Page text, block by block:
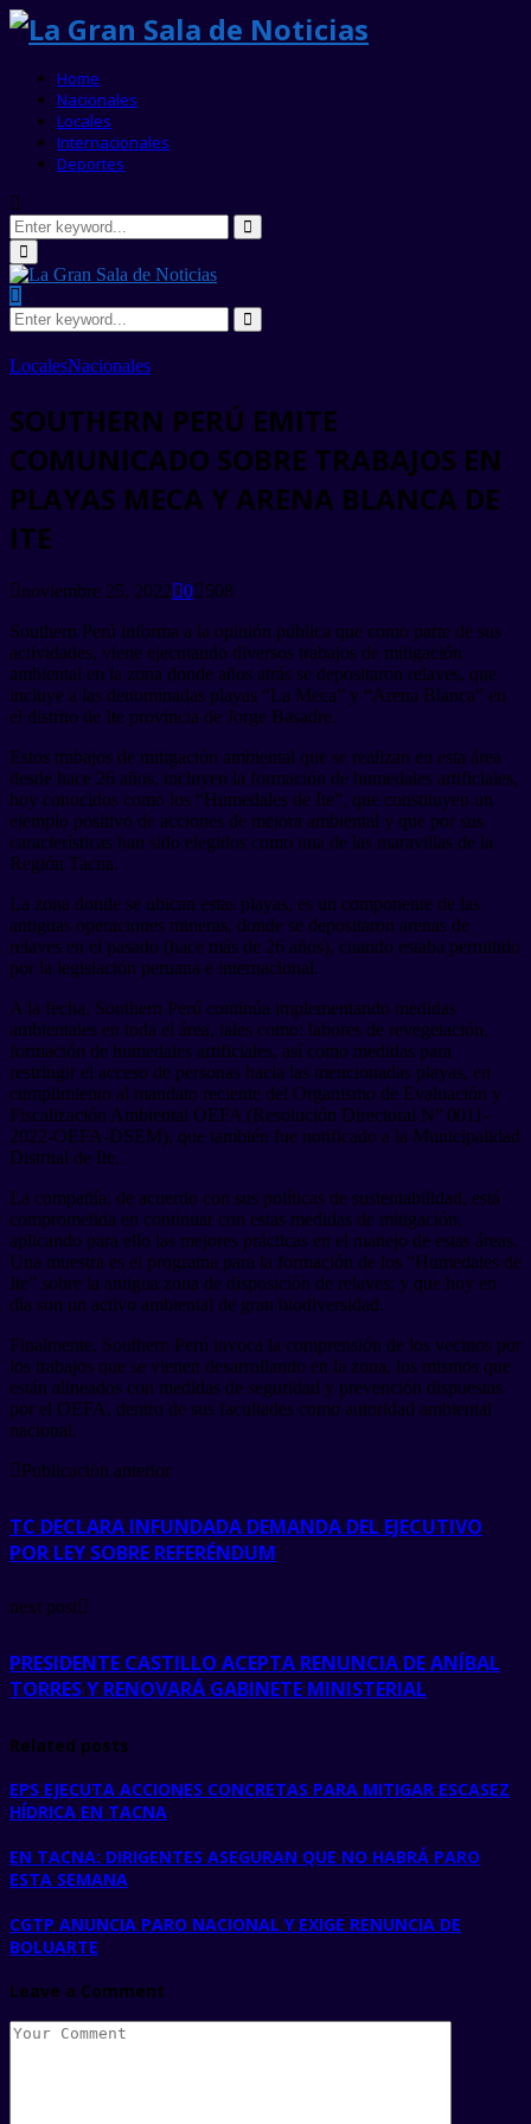
Home
Nacionales
Locales
Internacionales
Deportes
Search
for:
Search
Primary
Menu
Search
for:
Search
LocalesNacionales
SOUTHERN PERÚ EMITE
COMUNICADO SOBRE TRABAJOS EN
PLAYAS MECA Y ARENA BLANCA DE
ITE
noviembre 25, 2022 0
508
Southern Perú informa a la opinión pública que como parte de sus
actividades, viene ejecutando diversos trabajos de mitigación
ambiental en la zona donde años atrás se depositaron relaves, que
incluye a las denominadas playas “La Meca” y “Arena Blanca” en
el distrito de Ite provincia de Jorge Basadre.
Estos trabajos de mitigación ambiental que se realizan en esta área
desde hace 26 años, incluyen la formación de humedales artificiales,
hoy conocidos como los “Humedales de Ite”, que constituyen un
ejemplo positivo de acciones de mejora ambiental y que por sus
características han sido elegidos como una de las maravillas de la
Región Tacna.
La zona donde se ubican estas playas, es un componente de las
antiguas operaciones mineras, donde se depositaron arenas de
relaves en el pasado (hace más de 26 años), cuando estaba permitido
por la legislación peruana e internacional.
A la fecha, Southern Perú continúa implementando medidas
ambientales en toda el área, tales como: labores de revegetación,
formación de humedales artificiales, así como medidas para
restringir el acceso de personas hacia las mencionadas playas, en
cumplimiento al mandato reciente del Organismo de Evaluación y
Fiscalización Ambiental OEFA (Resolución Directoral N° 0011-
2022-OEFA-DSEM), que también fue notificado a la Municipalidad
Distrital de Ite.
La compañía, de acuerdo con sus políticas de sustentabilidad, está
comprometida en continuar con estas medidas de mitigación,
aplicando para ello las mejores prácticas en el manejo de estas áreas.
Una muestra es el programa para la formación de los “Humedales de
Ite” sobre la antigua zona de disposición de relaves; y que hoy en
día son un activo ambiental de gran biodiversidad.
Finalmente, Southern Perú invoca la comprensión de los vecinos por
los trabajos que se vienen desarrollando en la zona, los mismos que
están alineados con medidas de seguridad y prevención dispuestas
por el OEFA, dentro de sus facultades como autoridad ambiental
nacional.
Publicación anterior
TC DECLARA INFUNDADA DEMANDA DEL EJECUTIVO
POR LEY SOBRE REFERÉNDUM
next post
PRESIDENTE CASTILLO ACEPTA RENUNCIA DE ANÍBAL
TORRES Y RENOVARÁ GABINETE MINISTERIAL
Related posts
EPS EJECUTA ACCIONES CONCRETAS PARA MITIGAR ESCASEZ
HÍDRICA EN TACNA
EN TACNA: DIRIGENTES ASEGURAN QUE NO HABRÁ PARO
ESTA SEMANA
CGTP ANUNCIA PARO NACIONAL Y EXIGE RENUNCIA DE
BOLUARTE
Leave a Comment